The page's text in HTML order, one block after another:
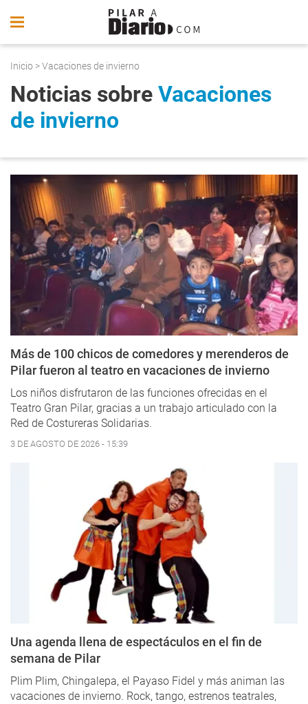
Inicio > Vacaciones de invierno
Noticias sobre Vacaciones
de invierno
Más de 100 chicos de comedores y merenderos de
Pilar fueron al teatro en vacaciones de invierno
Los niños disfrutaron de las funciones ofrecidas en el
Teatro Gran Pilar, gracias a un trabajo articulado con la
Red de Costureras Solidarias.
3 DE AGOSTO DE 2026 - 15:39
Una agenda llena de espectáculos en el fin de
semana de Pilar
Plim Plim, Chingalepa, el Payaso Fidel y más animan las
vacaciones de invierno. Rock, tango, estrenos teatrales,